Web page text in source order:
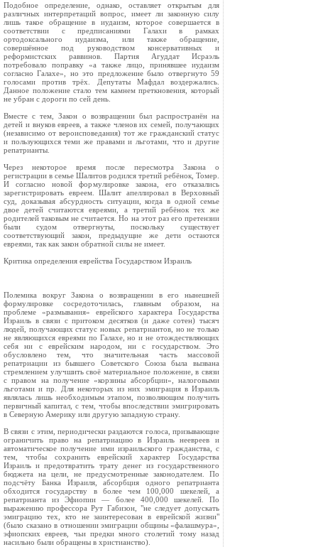
Подобное определение, однако, оставляет открытым для
различных интерпретаций вопрос, имеет ли законную силу
лишь такое обращение в иудаизм, которое совершается в
соответствии с предписаниями Галахи в рамках
ортодоксального иудаизма, или также обращение,
совершённое под руководством консервативных и
реформистских раввинов. Партия Агуддат Исраэль
потребовало поправку «а также лицо, принявшее иудаизм
согласно Галахе», но это предложение было отвергнуто 59
голосами против трёх. Депутаты Мафдал воздержались.
Данное положение стало тем камнем преткновения, который
не убран с дороги по сей день.
Вместе с тем, Закон о возвращении был распространён на
детей и внуков евреев, а также членов их семей, получающих
(независимо от вероисповедания) тот же гражданский статус
и пользующихся теми же правами и льготами, что и другие
репатрианты.
Через некоторое время после пересмотра Закона о
регистрации в семье Шалитов родился третий ребёнок, Томер.
И согласно новой формулировке закона, его отказались
зарегистрировать евреем. Шалит апеллировал в Верховный
суд, доказывая абсурдность ситуации, когда в одной семье
двое детей считаются евреями, а третий ребёнок тех же
родителей таковым не считается. Но на этот раз его претензии
были судом отвергнуты, поскольку существует
соответствующий закон, предыдущие же дети остаются
евреями, так как закон обратной силы не имеет.
Критика определения еврейства Государством Израиль
Полемика вокруг Закона о возвращении в его нынешней
формулировке сосредоточилась, главным образом, на
проблеме «размывания» еврейского характера Государства
Израиль в связи с притоком десятков (и даже сотен) тысяч
людей, получающих статус новых репатриантов, но не только
не являющихся евреями по Галахе, но и не отождествляющих
себя ни с еврейским народом, ни с государством. Это
обусловлено тем, что значительная часть массовой
репатриации из бывшего Советского Союза была вызвана
стремлением улучшить своё материальное положение, в связи
с правом на получение «корзины абсорбции», налоговыми
льготами и пр. Для некоторых из них эмиграция в Израиль
являлась лишь необходимым этапом, позволяющим получить
первичный капитал, с тем, чтобы впоследствии эмигрировать
в Северную Америку или другую западную страну.
В связи с этим, периодически раздаются голоса, призывающие
ограничить право на репатриацию в Израиль неевреев и
автоматическое получение ими израильского гражданства, с
тем, чтобы сохранить еврейский характер Государства
Израиль и предотвратить трату денег из государственного
бюджета на цели, не предусмотренные законодателем. По
подсчёту Банка Израиля, абсорбция одного репатрианта
обходится государству в более чем 100,000 шекелей, а
репатрианта из Эфиопии — более 400,000 шекелей. По
выражению профессора Рут Габизон, "не следует допускать
эмиграцию тех, кто не заинтересован в еврейской жизни"
(было сказано в отношении эмиграции общины «фалашмура»,
эфиопских евреев, чьи предки много столетий тому назад
насильно были обращены в христианство).